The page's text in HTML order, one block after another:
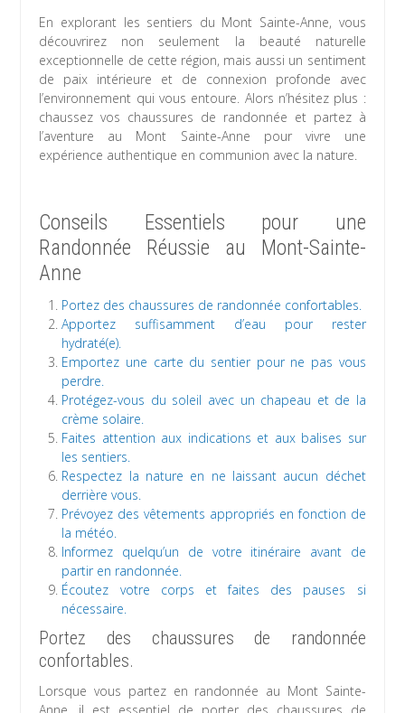
En explorant les sentiers du Mont Sainte-Anne, vous
découvrirez non seulement la beauté naturelle
exceptionnelle de cette région, mais aussi un sentiment
de paix intérieure et de connexion profonde avec
l’environnement qui vous entoure. Alors n’hésitez plus :
chaussez vos chaussures de randonnée et partez à
l’aventure au Mont Sainte-Anne pour vivre une
expérience authentique en communion avec la nature.
Conseils Essentiels pour une
Randonnée Réussie au Mont-Sainte-
Anne
Portez des chaussures de randonnée confortables.
Apportez suffisamment d’eau pour rester
hydraté(e).
Emportez une carte du sentier pour ne pas vous
perdre.
Protégez-vous du soleil avec un chapeau et de la
crème solaire.
Faites attention aux indications et aux balises sur
les sentiers.
Respectez la nature en ne laissant aucun déchet
derrière vous.
Prévoyez des vêtements appropriés en fonction de
la météo.
Informez quelqu’un de votre itinéraire avant de
partir en randonnée.
Écoutez votre corps et faites des pauses si
nécessaire.
Portez des chaussures de randonnée
confortables.
Lorsque vous partez en randonnée au Mont Sainte-